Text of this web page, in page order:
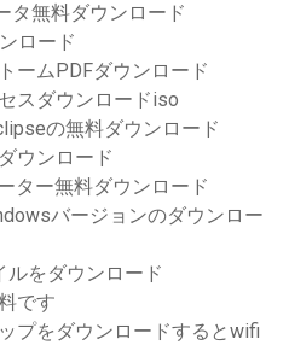
タ無料ダウンロード
ロード
ームPDFダウンロード
スダウンロードiso
の無料ダウンロード
ウンロード
ター無料ダウンロード
バージョンのダウンロー
をダウンロード
です
プをダウンロードするとwifi